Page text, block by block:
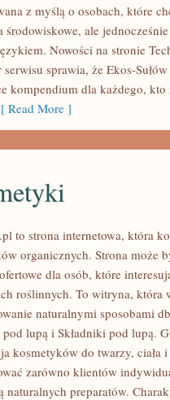
z myślą o osobach, które
środowiskowe, ale
Nowości na stronie
serwisu sprawia, że Ekos-
kompendium dla każdego, kto
[ Read More ]
to strona internetowa, która
organicznych. Strona może
dla osób, które
roślinnych. To witryna, która
naturalnymi sposobami
pod lupą i Składniki pod lupą.
kosmetyków do twarzy, ciała
zarówno klientów
naturalnych preparatów.